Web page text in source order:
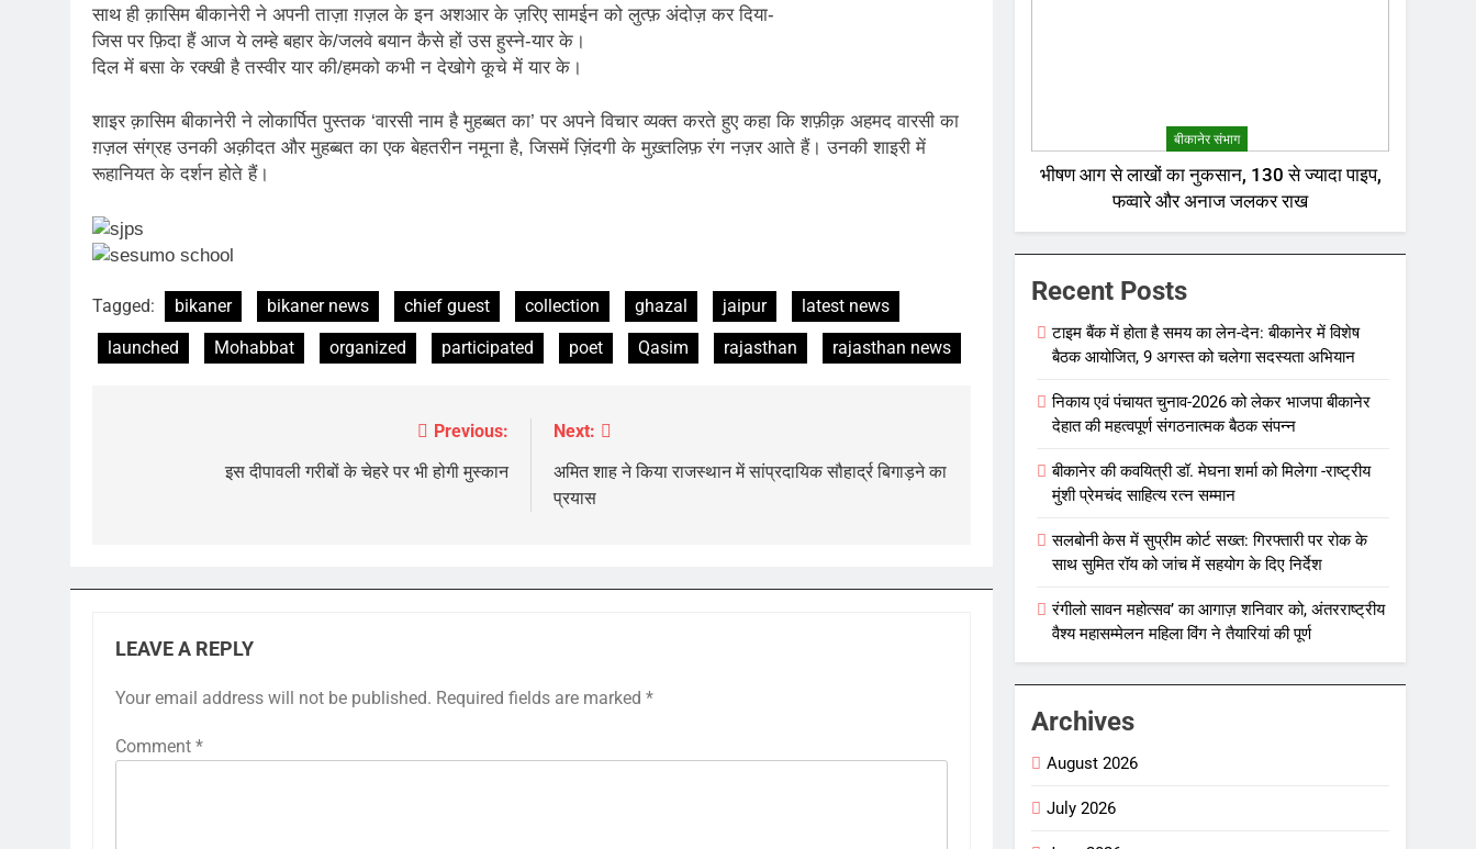
साथ ही क़ासिम बीकानेरी ने अपनी ताज़ा ग़ज़ल के इन अशआर के ज़रिए सामईन को लुत्फ़ अंदोज़ कर दिया-
जिस पर फ़िदा हैं आज ये लम्हे बहार के/जलवे बयान कैसे हों उस हुस्ने-यार के।
दिल में बसा के रक्खी है तस्वीर यार की/हमको कभी न देखोगे कूचे में यार के।
शाइर क़ासिम बीकानेरी ने लोकार्पित पुस्तक ‘वारसी नाम है मुहब्बत का’ पर अपने विचार व्यक्त करते हुए कहा कि शफ़ीक़ अहमद वारसी का
ग़ज़ल संग्रह उनकी अक़ीदत और मुहब्बत का एक बेहतरीन नमूना है, जिसमें ज़िंदगी के मुख़्तलिफ़ रंग नज़र आते हैं। उनकी शाइरी में
रूहानियत के दर्शन होते हैं।
Tagged: bikaner bikaner news chief guest collection ghazal jaipur
latest news
launched
Mohabbat organized participated poet Qasim rajasthan rajasthan news
navigation
Previous:
इस दीपावली गरीबों के चेहरे पर भी होगी मुस्कान
Next:
अमित शाह ने किया राजस्थान में सांप्रदायिक सौहार्द्र बिगाड़ने का
प्रयास
LEAVE A REPLY
Your email address will not be published. Required fields are marked *
Comment *
बीकानेर संभाग
भीषण आग से लाखों का नुकसान, 130 से ज्यादा पाइप,
फव्वारे और अनाज जलकर राख
Recent Posts
टाइम बैंक में होता है समय का लेन-देन: बीकानेर में विशेष
बैठक आयोजित, 9 अगस्त को चलेगा सदस्यता अभियान
निकाय एवं पंचायत चुनाव-2026 को लेकर भाजपा बीकानेर
देहात की महत्वपूर्ण संगठनात्मक बैठक संपन्न
बीकानेर की कवयित्री डॉ. मेघना शर्मा को मिलेगा -राष्ट्रीय
मुंशी प्रेमचंद साहित्य रत्न सम्मान
सलबोनी केस में सुप्रीम कोर्ट सख्त: गिरफ्तारी पर रोक के
साथ सुमित रॉय को जांच में सहयोग के दिए निर्देश
रंगीलो सावन महोत्सव’ का आगाज़ शनिवार को, अंतरराष्ट्रीय
वैश्य महासम्मेलन महिला विंग ने तैयारियां की पूर्ण
Archives
August 2026
July 2026